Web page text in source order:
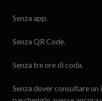
Senza app.
Senza QR Code.
Senza tre ore di coda.
Senza dover consultare